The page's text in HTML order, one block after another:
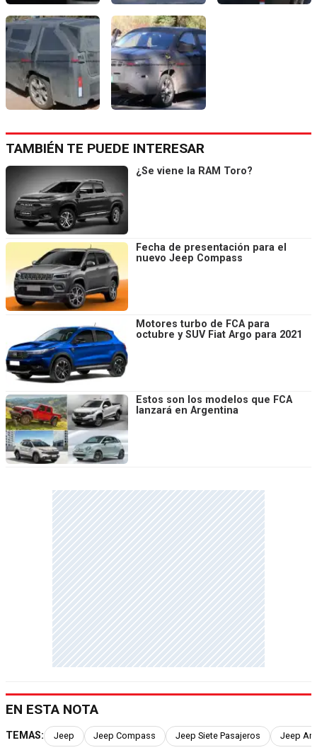
TAMBIÉN TE PUEDE INTERESAR
¿Se viene la RAM Toro?
Fecha de presentación para el
nuevo Jeep Compass
Motores turbo de FCA para
octubre y SUV Fiat Argo para 2021
Estos son los modelos que FCA
lanzará en Argentina
EN ESTA NOTA
TEMAS: Jeep Jeep Compass Jeep Siete Pasajeros Jeep